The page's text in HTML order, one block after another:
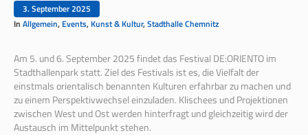
3. September 2025
In Allgemein, Events, Kunst & Kultur,Stadthalle Chemnitz
Am 5. und 6. September 2025 findet das Festival DE:ORIENTO im
Stadthallenpark statt. Ziel des Festivals ist es, die Vielfalt der
einstmals orientalisch benannten Kulturen erfahrbar zu machen und
zu einem Perspektivwechsel einzuladen. Klischees und Projektionen
zwischen West und Ost werden hinterfragt und gleichzeitig wird der
Austausch im Mittelpunkt stehen.